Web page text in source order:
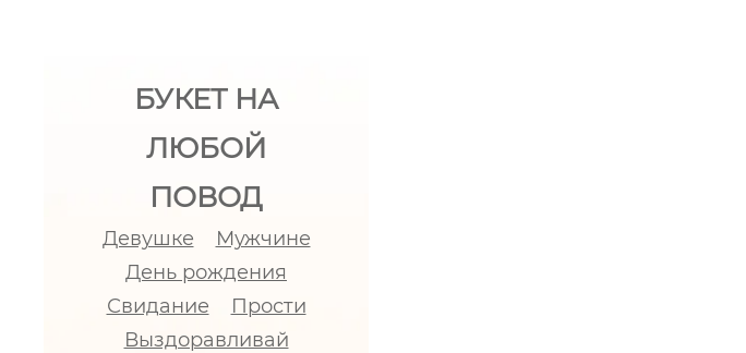
БУКЕТ НА
ЛЮБОЙ
ПОВОД
Девушке
Мужчине
День рождения
Свидание
Прости
Выздоравливай